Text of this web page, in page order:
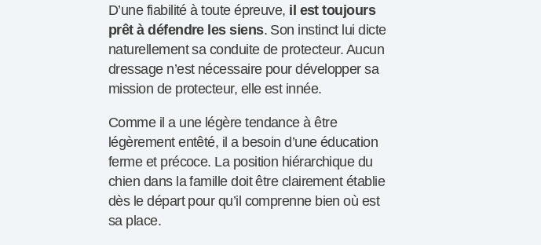
D’une fiabilité à toute épreuve, il est toujours
prêt à défendre les siens. Son instinct lui dicte
naturellement sa conduite de protecteur. Aucun
dressage n’est nécessaire pour développer sa
mission de protecteur, elle est innée.
Comme il a une légère tendance à être
légèrement entêté, il a besoin d’une éducation
ferme et précoce. La position hiérarchique du
chien dans la famille doit être clairement établie
dès le départ pour qu’il comprenne bien où est
sa place.